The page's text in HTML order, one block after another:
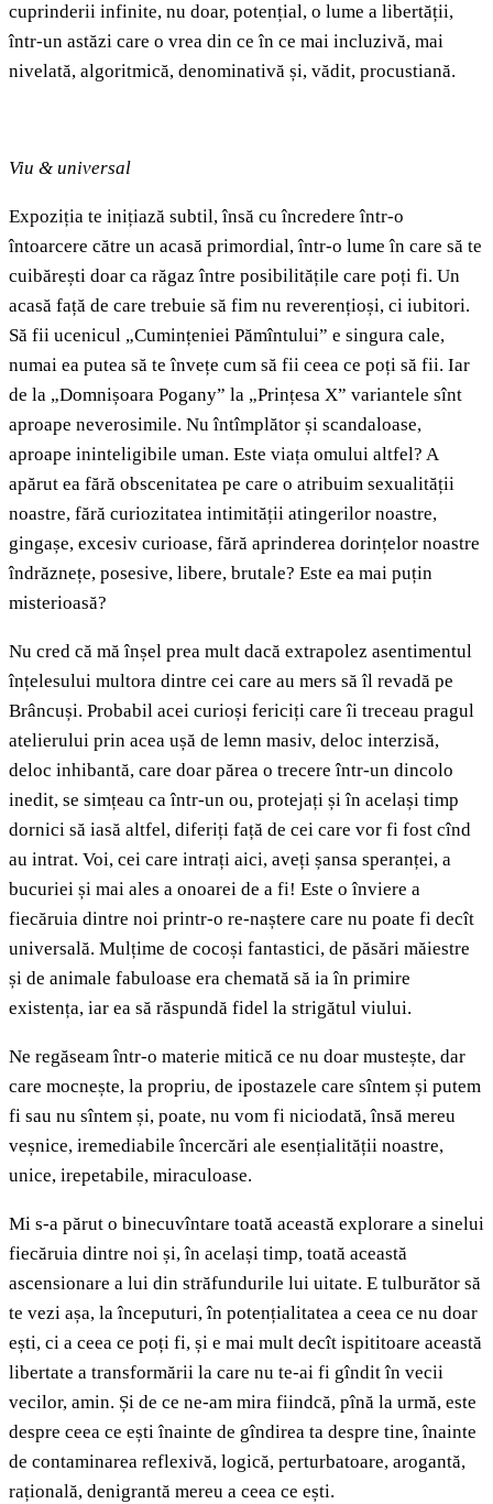
cuprinderii infinite, nu doar, potențial, o lume a libertății,
într-un astăzi care o vrea din ce în ce mai incluzivă, mai
nivelată, algoritmică, denominativă și, vădit, procustiană.
Viu & universal
Expoziția te inițiază subtil, însă cu încredere într-o
întoarcere către un acasă primordial, într-o lume în care să te
cuibărești doar ca răgaz între posibilitățile care poți fi. Un
acasă față de care trebuie să fim nu reverențioși, ci iubitori.
Să fii ucenicul „Cumințeniei Pămîntului” e singura cale,
numai ea putea să te învețe cum să fii ceea ce poți să fii. Iar
de la „Domnișoara Pogany” la „Prințesa X” variantele sînt
aproape neverosimile. Nu întîmplător și scandaloase,
aproape ininteligibile uman. Este viața omului altfel? A
apărut ea fără obscenitatea pe care o atribuim sexualității
noastre, fără curiozitatea intimității atingerilor noastre,
gingașe, excesiv curioase, fără aprinderea dorințelor noastre
îndrăznețe, posesive, libere, brutale? Este ea mai puțin
misterioasă?
Nu cred că mă înșel prea mult dacă extrapolez asentimentul
înțelesului multora dintre cei care au mers să îl revadă pe
Brâncuși. Probabil acei curioși fericiți care îi treceau pragul
atelierului prin acea ușă de lemn masiv, deloc interzisă,
deloc inhibantă, care doar părea o trecere într-un dincolo
inedit, se simțeau ca într-un ou, protejați și în același timp
dornici să iasă altfel, diferiți față de cei care vor fi fost cînd
au intrat. Voi, cei care intrați aici, aveți șansa speranței, a
bucuriei și mai ales a onoarei de a fi! Este o înviere a
fiecăruia dintre noi printr-o re-naștere care nu poate fi decît
universală. Mulțime de cocoși fantastici, de păsări măiestre
și de animale fabuloase era chemată să ia în primire
existența, iar ea să răspundă fidel la strigătul viului.
Ne regăseam într-o materie mitică ce nu doar mustește, dar
care mocnește, la propriu, de ipostazele care sîntem și putem
fi sau nu sîntem și, poate, nu vom fi niciodată, însă mereu
veșnice, iremediabile încercări ale esențialității noastre,
unice, irepetabile, miraculoase.
Mi s-a părut o binecuvîntare toată această explorare a sinelui
fiecăruia dintre noi și, în același timp, toată această
ascensionare a lui din străfundurile lui uitate. E tulburător să
te vezi așa, la începuturi, în potențialitatea a ceea ce nu doar
ești, ci a ceea ce poți fi, și e mai mult decît ispititoare această
libertate a transformării la care nu te-ai fi gîndit în vecii
vecilor, amin. Și de ce ne-am mira fiindcă, pînă la urmă, este
despre ceea ce ești înainte de gîndirea ta despre tine, înainte
de contaminarea reflexivă, logică, perturbatoare, arogantă,
rațională, denigrantă mereu a ceea ce ești.